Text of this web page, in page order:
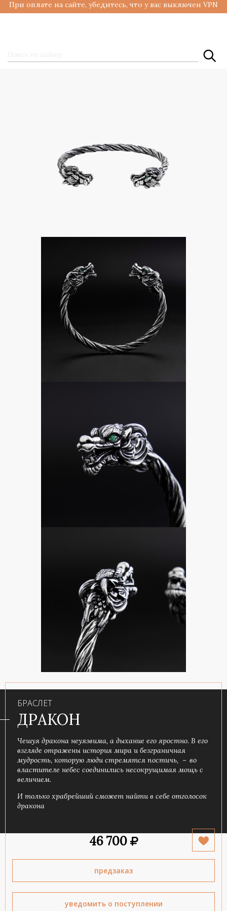
При оплате на сайте, убедитесь, что у вас выключен VPN
БРАСЛЕТ
ДРАКОН
Чешуя дракона неуязвима, а дыхание его яростно. В его
взгляде отражены история мира и безграничная
мудрость, которую люди стремятся постичь, － во
властителе небес соединились несокрущимая мощь с
величием.
И только храбрейший сможет найти в себе отголосок
дракона
46 700
предзаказ
уведомить о поступлении